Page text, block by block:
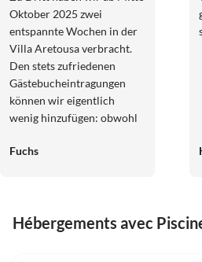
Oktober 2025 zwei
entspannte Wochen in der
Villa Aretousa verbracht.
Den stets zufriedenen
Gästebucheintragungen
können wir eigentlich
wenig hinzufügen: obwohl
season wurden wir immer
findet sich (nach nur
Fuchs
Hébergements avec